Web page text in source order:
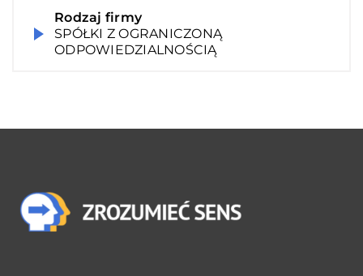
Rodzaj firmy
SPÓŁKI Z OGRANICZONĄ
ODPOWIEDZIALNOŚCIĄ